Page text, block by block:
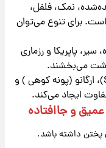
نمک، فلفل،
برای تنوع می‌توان
پاپریکا و رزماری
می‌بخشند.
کباب ترکی:مخلوط پاپریکا، سماق (Sumac)، ارگانو (پونه کوهی ) و
ایجاد می‌کند.
پختن داشته باشد.